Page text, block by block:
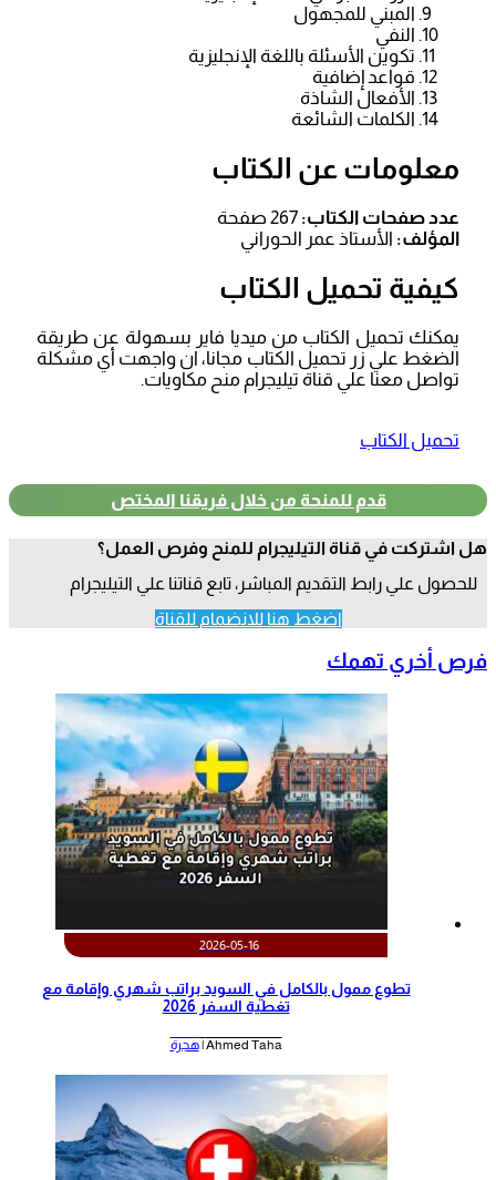
المبني للمجهول
النفي
تكوين الأسئلة باللغة الإنجليزية
قواعد إضافية
الأفعال الشاذة
الكلمات الشائعة
معلومات عن الكتاب
عدد صفحات الكتاب:
المؤلف: الأستاذ عمر الحوراني
كيفية تحميل الكتاب
يمكنك تحميل الكتاب من ميديا فاير بسهولة عن طريقة
الضغط علي زر تحميل الكتاب مجانا، ان واجهت أي مشكلة
تواصل معنا علي قناة تيليجرام منح مكاويات.
تحميل الكتاب
قدم للمنحة من خلال فريقنا المختص
هل اشتركت في قناة التيليجرام للمنح وفرص العمل؟
للحصول علي رابط التقديم المباشر، تابع قناتنا علي التيليجرام
اضغط هنا للانضمام للقناة
فرص أخري تهمك
2026-05-16
تطوع ممول بالكامل في السويد براتب شهري وإقامة مع
تغطية السفر 2026
Ahmed Taha | هجرة